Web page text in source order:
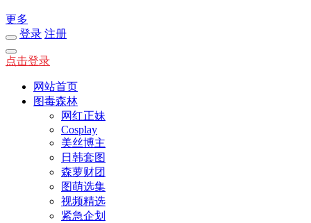
更多
登录 注册
点击登录
网站首页
图毒森林
网红正妹
Cosplay
美丝博主
日韩套图
森萝财团
图萌选集
视频精选
紧急企划